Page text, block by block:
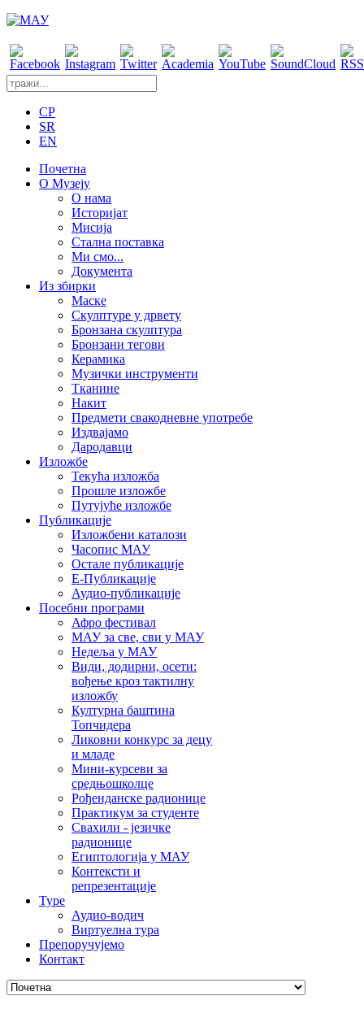
CP
SR
EN
Почетна
О Музеју
О нама
Историјат
Мисија
Стална поставка
Ми смо...
Документа
Из збирки
Маске
Скулптуре у дрвету
Бронзана скулптура
Бронзани тегови
Керамика
Музички инструменти
Тканине
Накит
Предмети свакодневне употребе
Издвајамо
Дародавци
Изложбе
Текућа изложба
Прошле изложбе
Путујуће изложбе
Публикације
Изложбени каталози
Часопис МАУ
Остале публикације
Е-Публикације
Аудио-публикације
Посебни програми
Афро фестивал
МАУ за све, сви у МАУ
Недеља у МАУ
Види, додирни, осети:
вођење кроз тактилну
изложбу
Културна баштина
Топчидера
Ликовни конкурс за децу
и младе
Мини-курсеви за
средњошколце
Рођенданске радионице
Практикум за студенте
Свахили - језичке
радионице
Египтологија у МАУ
Контексти и
репрезентације
Туре
Аудио-водич
Виртуелна тура
Препоручујемо
Контакт